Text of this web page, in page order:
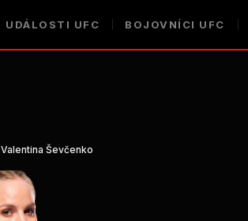
UDÁLOSTI UFC BOJOVNÍCI UFC
Valentina Ševčenko